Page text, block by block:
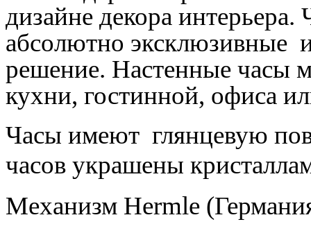
дизайне декора
абсолютно эксклюзивные
решение. Настенные часы
кухни, гостинной, офиса
Часы имеют глянцевую
часов украшены
Механизм Hermle